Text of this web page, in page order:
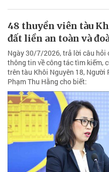
48 thuyền viên tàu
đất liền an toàn và
Ngày 30/7/2026, trả lời câu hỏi
thông tin về công tác tìm kiếm,
trên tàu Khôi Nguyên 18,
Phạm Thu Hằng cho biết: